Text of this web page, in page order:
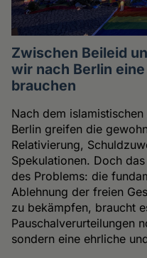
Zwischen Beileid
wir nach Berlin
brauchen
Nach dem
Berlin greifen die
Relativierung,
Spekulationen. Doch
des Problems: die
Ablehnung der freien
zu bekämpfen, braucht
Pauschalverurteilungen
sondern eine ehrliche